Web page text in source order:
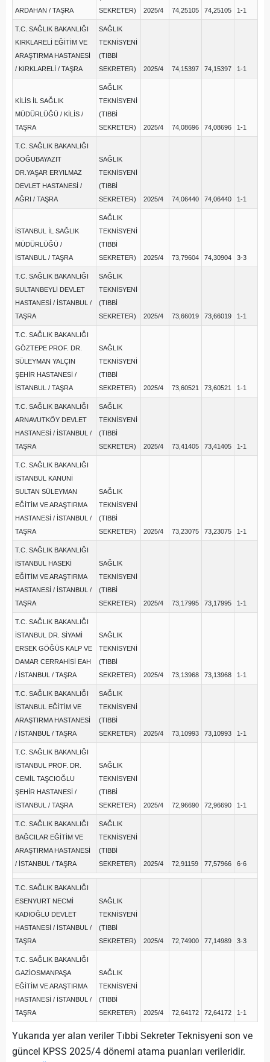
ARDAHAN / TAŞRA
SEKRETER)
2025/4 74,25105 74,25105 1-1
T.C. SAĞLIK BAKANLIĞI
KIRKLARELİ EĞİTİM VE
ARAŞTIRMA HASTANESİ
/ KIRKLARELİ / TAŞRA
SAĞLIK
TEKNİSYENİ
(TIBBİ
SEKRETER)
2025/4 74,15397 74,15397 1-1
KİLİS İL SAĞLIK
MÜDÜRLÜĞÜ / KİLİS /
TAŞRA
SAĞLIK
TEKNİSYENİ
(TIBBİ
SEKRETER)
2025/4 74,08696 74,08696 1-1
T.C. SAĞLIK BAKANLIĞI
DOĞUBAYAZIT
DR.YAŞAR ERYILMAZ
DEVLET HASTANESİ /
AĞRI / TAŞRA
SAĞLIK
TEKNİSYENİ
(TIBBİ
SEKRETER)
2025/4 74,06440 74,06440 1-1
İSTANBUL İL SAĞLIK
MÜDÜRLÜĞÜ /
İSTANBUL / TAŞRA
SAĞLIK
TEKNİSYENİ
(TIBBİ
SEKRETER)
2025/4 73,79604 74,30904 3-3
T.C. SAĞLIK BAKANLIĞI
SULTANBEYLİ DEVLET
HASTANESİ / İSTANBUL /
TAŞRA
SAĞLIK
TEKNİSYENİ
(TIBBİ
SEKRETER)
2025/4 73,66019 73,66019 1-1
T.C. SAĞLIK BAKANLIĞI
GÖZTEPE PROF. DR.
SÜLEYMAN YALÇIN
ŞEHİR HASTANESİ /
İSTANBUL / TAŞRA
SAĞLIK
TEKNİSYENİ
(TIBBİ
SEKRETER)
2025/4 73,60521 73,60521 1-1
T.C. SAĞLIK BAKANLIĞI
ARNAVUTKÖY DEVLET
HASTANESİ / İSTANBUL /
TAŞRA
SAĞLIK
TEKNİSYENİ
(TIBBİ
SEKRETER)
2025/4 73,41405 73,41405 1-1
T.C. SAĞLIK BAKANLIĞI
İSTANBUL KANUNİ
SULTAN SÜLEYMAN
EĞİTİM VE ARAŞTIRMA
HASTANESİ / İSTANBUL /
TAŞRA
SAĞLIK
TEKNİSYENİ
(TIBBİ
SEKRETER)
2025/4 73,23075 73,23075 1-1
T.C. SAĞLIK BAKANLIĞI
İSTANBUL HASEKİ
EĞİTİM VE ARAŞTIRMA
HASTANESİ / İSTANBUL /
TAŞRA
SAĞLIK
TEKNİSYENİ
(TIBBİ
SEKRETER)
2025/4 73,17995 73,17995 1-1
T.C. SAĞLIK BAKANLIĞI
İSTANBUL DR. SİYAMİ
ERSEK GÖĞÜS KALP VE
DAMAR CERRAHİSİ EAH
/ İSTANBUL / TAŞRA
SAĞLIK
TEKNİSYENİ
(TIBBİ
SEKRETER)
2025/4 73,13968 73,13968 1-1
T.C. SAĞLIK BAKANLIĞI
İSTANBUL EĞİTİM VE
ARAŞTIRMA HASTANESİ
/ İSTANBUL / TAŞRA
SAĞLIK
TEKNİSYENİ
(TIBBİ
SEKRETER)
2025/4 73,10993 73,10993 1-1
T.C. SAĞLIK BAKANLIĞI
İSTANBUL PROF. DR.
CEMİL TAŞCIOĞLU
ŞEHİR HASTANESİ /
İSTANBUL / TAŞRA
SAĞLIK
TEKNİSYENİ
(TIBBİ
SEKRETER)
2025/4 72,96690 72,96690 1-1
T.C. SAĞLIK BAKANLIĞI
BAĞCILAR EĞİTİM VE
ARAŞTIRMA HASTANESİ
/ İSTANBUL / TAŞRA
SAĞLIK
TEKNİSYENİ
(TIBBİ
SEKRETER)
2025/4 72,91159 77,57966 6-6
T.C. SAĞLIK BAKANLIĞI
ESENYURT NECMİ
KADIOĞLU DEVLET
HASTANESİ / İSTANBUL /
TAŞRA
SAĞLIK
TEKNİSYENİ
(TIBBİ
SEKRETER)
2025/4 72,74900 77,14989 3-3
T.C. SAĞLIK BAKANLIĞI
GAZİOSMANPAŞA
EĞİTİM VE ARAŞTIRMA
HASTANESİ / İSTANBUL /
TAŞRA
SAĞLIK
TEKNİSYENİ
(TIBBİ
SEKRETER)
2025/4 72,64172 72,64172 1-1
Yukarıda yer alan veriler Tıbbi Sekreter Teknisyeni son ve
güncel KPSS 2025/4 dönemi atama puanları verileridir.